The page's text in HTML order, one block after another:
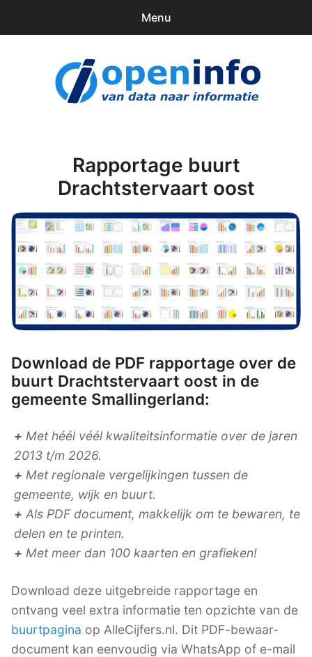
Menu
Downloads
Rapportage buurt
Drachtstervaart oost
Download de PDF rapportage over de
buurt Drachtstervaart oost in de
gemeente Smallingerland:
+ Met héél véél kwaliteitsinformatie over de jaren
2013 t/m 2026.
+ Met regionale vergelijkingen tussen de
gemeente, wijk en buurt.
+ Als PDF document, makkelijk om te bewaren, te
delen en te printen.
+ Met meer dan 100 kaarten en grafieken!
Download deze uitgebreide rapportage en
ontvang veel extra informatie ten opzichte van de
buurtpagina op AlleCijfers.nl. Dit PDF-bewaar-
document kan eenvoudig via WhatsApp of e-mail